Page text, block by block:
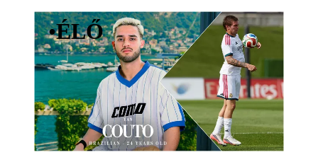
•ÉLŐ